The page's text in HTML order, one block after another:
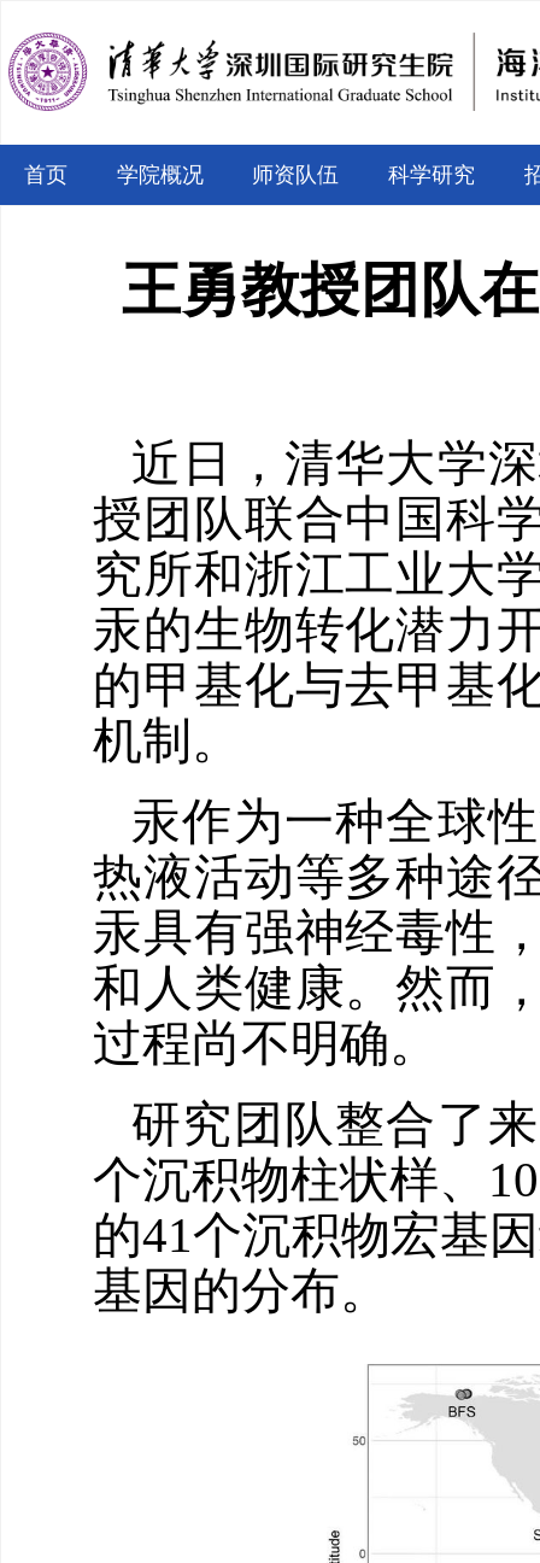
首页 学院概况 师资队伍 科学研究
王勇教授团队
近日，清华大学
授团队联合中国科
究所和浙江工业大
汞的生物转化潜力
的甲基化与去甲基
机制。
汞作为一种全球
热液活动等多种途
汞具有强神经毒性
和人类健康。然而
过程尚不明确。
研究团队整合了
个沉积物柱状样、
的41个沉积物宏基
基因的分布。